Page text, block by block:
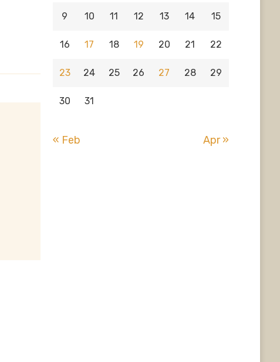
9 10 11 12 13 14 15
16 17 18 19 20 21 22
23 24 25 26 27 28 29
30 31
« Feb Apr »